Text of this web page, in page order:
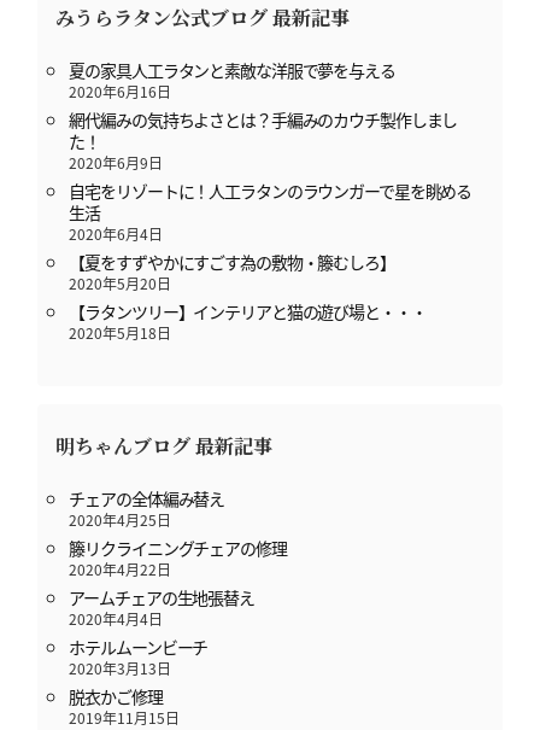
みうらラタン公式ブログ 最新記事
夏の家具人工ラタンと素敵な洋服で夢を与える
2020年6月16日
網代編みの気持ちよさとは？手編みのカウチ製作しまし
た！
2020年6月9日
自宅をリゾートに！人工ラタンのラウンガーで星を眺める
生活
2020年6月4日
【夏をすずやかにすごす為の敷物・籐むしろ】
2020年5月20日
【ラタンツリー】インテリアと猫の遊び場と・・・
2020年5月18日
明ちゃんブログ 最新記事
チェアの全体編み替え
2020年4月25日
籐リクライニングチェアの修理
2020年4月22日
アームチェアの生地張替え
2020年4月4日
ホテルムーンビーチ
2020年3月13日
脱衣かご修理
2019年11月15日